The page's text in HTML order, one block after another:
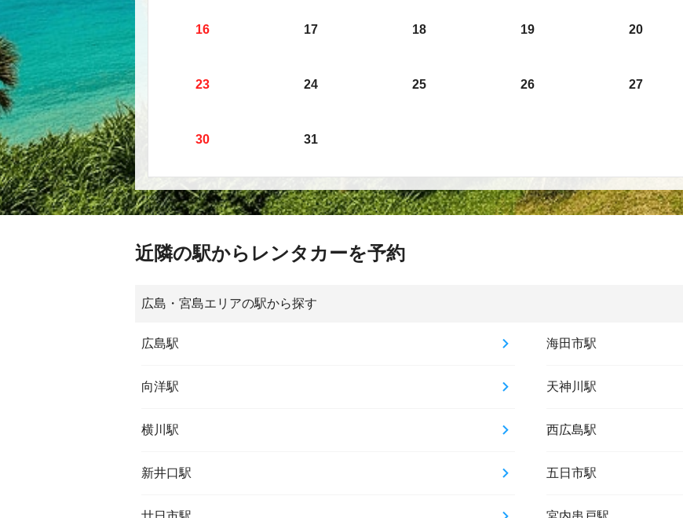
16 17 18 19 20
23 24 25 26 27
30 31
近隣の駅からレンタカーを予約
広島・宮島エリアの駅から探す
広島駅 海田市駅
向洋駅 天神川駅
横川駅 西広島駅
新井口駅 五日市駅